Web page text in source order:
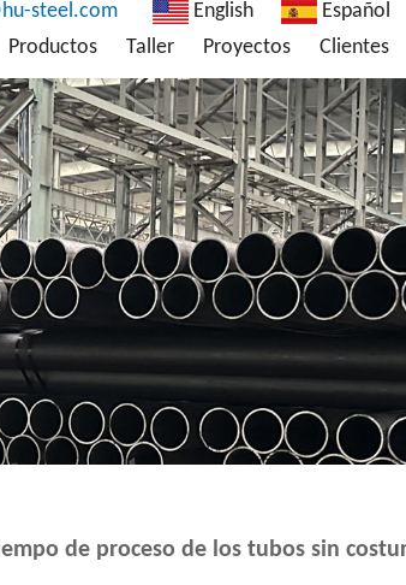
steel.com English
Español
Productos Taller Proyectos Clientes
de proceso de los tubos sin